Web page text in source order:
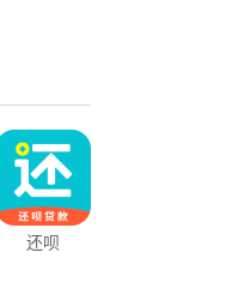
还呗